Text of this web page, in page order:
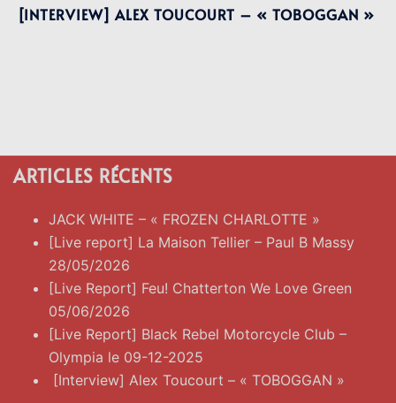
[INTERVIEW] ALEX TOUCOURT – « TOBOGGAN »
ARTICLES RÉCENTS
JACK WHITE – « FROZEN CHARLOTTE »
[Live report] La Maison Tellier – Paul B Massy
28/05/2026
[Live Report] Feu! Chatterton We Love Green
05/06/2026
[Live Report] Black Rebel Motorcycle Club –
Olympia le 09-12-2025
[Interview] Alex Toucourt – « TOBOGGAN »